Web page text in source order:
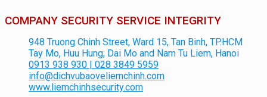
COMPANY SECURITY SERVICE INTEGRITY
948 Truong Chinh Street, Ward 15, Tan Binh, TP.HCM
Tay Mo, Huu Hung, Dai Mo and Nam Tu Liem, Hanoi
0913 938 930 | 028 3849 5959
info@dichvubaoveliemchinh.com
www.liemchinhsecurity.com